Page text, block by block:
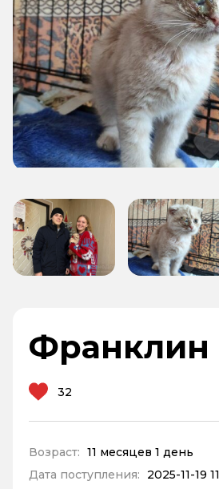
Франклин
32
Возраст: 11 месяцев 1 день
Дата поступления:
2025-11-19